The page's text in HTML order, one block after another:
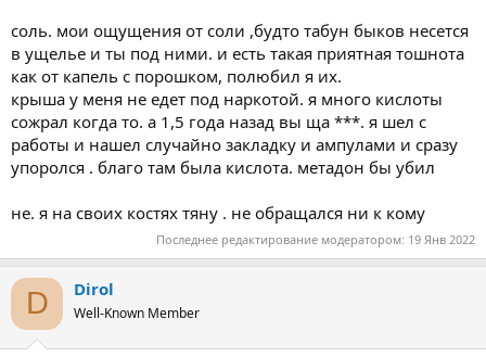
соль. мои ощущения от соли ,будто табун быков несется
в ущелье и ты под ними. и есть такая приятная тошнота
как от капель с порошком, полюбил я их.
крыша у меня не едет под наркотой. я много кислоты
сожрал когда то. а 1,5 года назад вы ща ***. я шел с
работы и нашел случайно закладку и ампулами и сразу
упоролся . благо там была кислота. метадон бы убил
не. я на своих костях тяну . не обращался ни к кому
Последнее редактирование модератором: 19 Янв 2022
D Dirol
Well-Known Member